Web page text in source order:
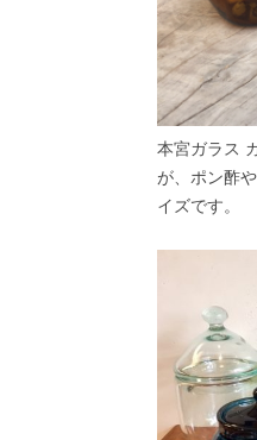
本宮ガラス
が、ポン酢
イズです。